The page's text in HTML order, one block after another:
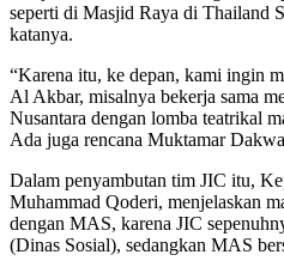
seperti di Masjid Raya di Thailand
katanya.
“Karena itu, ke depan, kami ingin
Al Akbar, misalnya bekerja sama
Nusantara dengan lomba teatrikal
Ada juga rencana Muktamar
Dalam penyambutan tim JIC itu,
Muhammad Qoderi, menjelaskan
dengan MAS, karena JIC
(Dinas Sosial), sedangkan MAS